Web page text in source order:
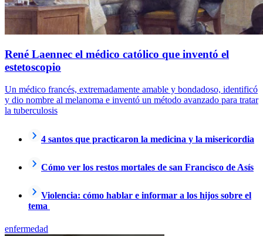
René Laennec el médico católico que inventó el
estetoscopio
Un médico francés, extremadamente amable y bondadoso, identificó
y dio nombre al melanoma e inventó un método avanzado para tratar
la tuberculosis
4 santos que practicaron la medicina y la misericordia
Cómo ver los restos mortales de san Francisco de Asís
Violencia: cómo hablar e informar a los hijos sobre el
tema
enfermedad